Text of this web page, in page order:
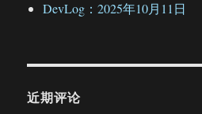
DevLog：2025年10月11日
近期评论